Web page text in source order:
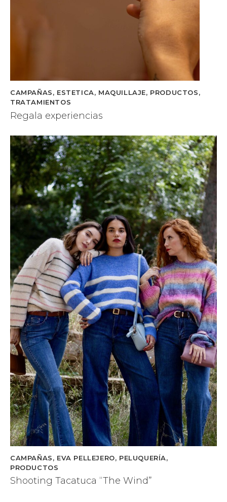
CAMPAÑAS, ESTETICA, MAQUILLAJE, PRODUCTOS,
TRATAMIENTOS
Regala experiencias
CAMPAÑAS, EVA PELLEJERO, PELUQUERÍA,
PRODUCTOS
Shooting Tacatuca “The Wind”